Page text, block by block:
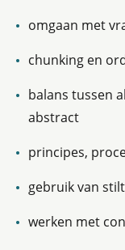
omgaan met
chunking en
balans tussen
abstract
principes,
gebruik van
werken met